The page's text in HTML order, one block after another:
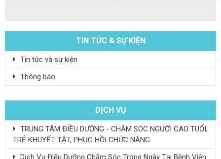
TIN TỨC & SỰ KIỆN
Tin tức và sự kiện
Thông báo
DỊCH VỤ
TRUNG TÂM ĐIỀU DƯỠNG - CHĂM SÓC NGƯỜI CAO TUỔI,
TRẺ KHUYẾT TẬT, PHỤC HỒI CHỨC NĂNG
Dịch Vụ Điều Dưỡng Chăm Sóc Trong Ngày Tại Bệnh Viện